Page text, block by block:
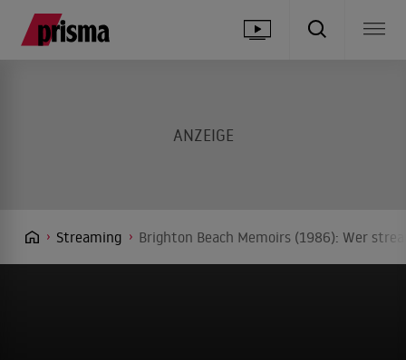
Streaming Brighton Beach Memoirs (1986): Wer